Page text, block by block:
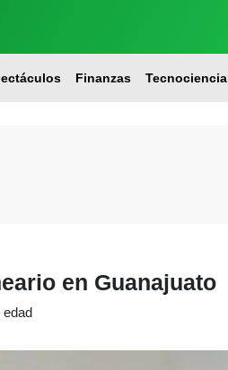
Finanzas Tecnociencia
en Guanajuato